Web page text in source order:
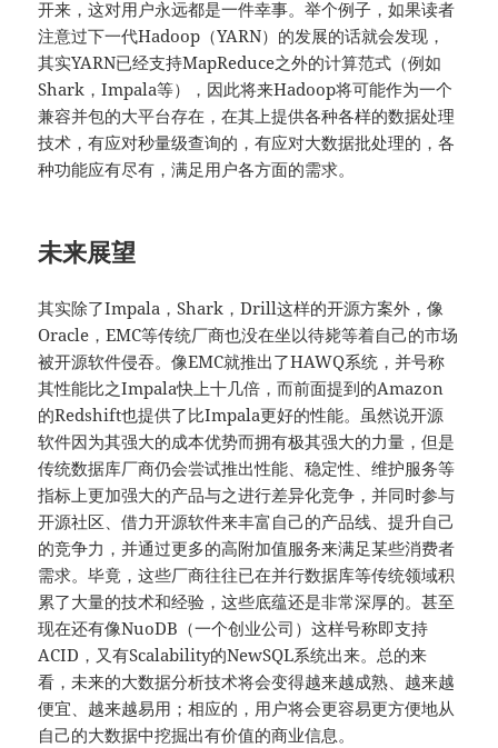
开来，这对用户永远都是一件幸事。举个例子，如果读者
注意过下一代Hadoop（YARN）的发展的话就会发现，
其实YARN已经支持MapReduce之外的计算范式（例如
Shark，Impala等），因此将来Hadoop将可能作为一个
兼容并包的大平台存在，在其上提供各种各样的数据处理
技术，有应对秒量级查询的，有应对大数据批处理的，各
种功能应有尽有，满足用户各方面的需求。
未来展望
其实除了Impala，Shark，Drill这样的开源方案外，像
Oracle，EMC等传统厂商也没在坐以待毙等着自己的市场
被开源软件侵吞。像EMC就推出了HAWQ系统，并号称
其性能比之Impala快上十几倍，而前面提到的Amazon
的Redshift也提供了比Impala更好的性能。虽然说开源
软件因为其强大的成本优势而拥有极其强大的力量，但是
传统数据库厂商仍会尝试推出性能、稳定性、维护服务等
指标上更加强大的产品与之进行差异化竞争，并同时参与
开源社区、借力开源软件来丰富自己的产品线、提升自己
的竞争力，并通过更多的高附加值服务来满足某些消费者
需求。毕竟，这些厂商往往已在并行数据库等传统领域积
累了大量的技术和经验，这些底蕴还是非常深厚的。甚至
现在还有像NuoDB（一个创业公司）这样号称即支持
ACID，又有Scalability的NewSQL系统出来。总的来
看，未来的大数据分析技术将会变得越来越成熟、越来越
便宜、越来越易用；相应的，用户将会更容易更方便地从
自己的大数据中挖掘出有价值的商业信息。